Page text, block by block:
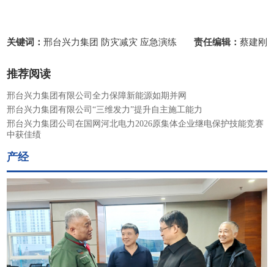
关键词：邢台兴力集团 防灾减灾 应急演练 责任编辑： 蔡建刚
推荐阅读
邢台兴力集团有限公司全力保障新能源如期并网
邢台兴力集团有限公司“三维发力”提升自主施工能力
邢台兴力集团公司在国网河北电力2026原集体企业继电保护技能竞赛
中获佳绩
产经